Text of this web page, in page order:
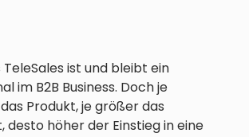
TeleSales ist und bleibt ein
im B2B Business. Doch je
Produkt, je größer das
desto höher der Einstieg in eine